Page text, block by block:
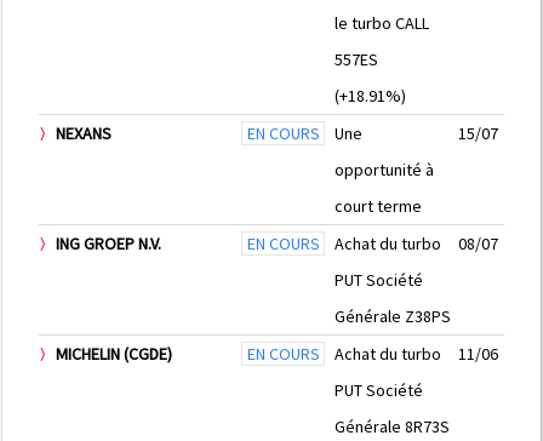
le turbo CALL
557ES
(+18.91%)
NEXANS EN COURS
Une
opportunité à
court terme
15/07
ING GROEP N.V. EN COURS
Achat du turbo
PUT Société
Générale Z38PS
08/07
MICHELIN (CGDE) EN COURS
Achat du turbo
PUT Société
Générale 8R73S
11/06